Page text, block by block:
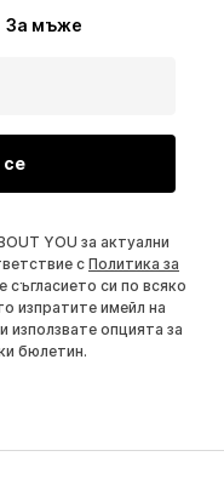
За мъже
се
YOU за актуални
с Политика за
си по всяко
изпратите имейл на
използвате опцията за
бюлетин.